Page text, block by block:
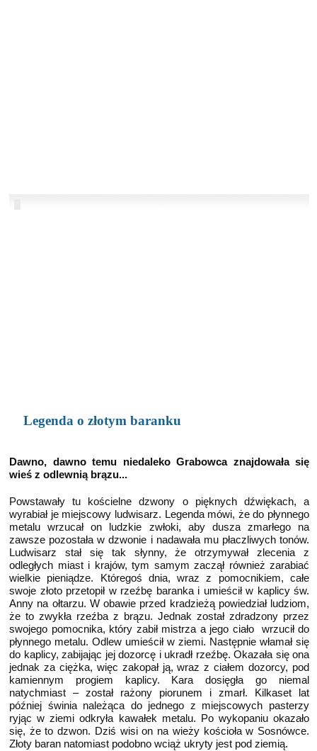
Legenda o złotym baranku
Dawno, dawno temu niedaleko Grabowca znajdowała się
wieś z odlewnią brązu...
Powstawały tu kościelne dzwony o pięknych dźwiękach, a
wyrabiał je miejscowy ludwisarz. Legenda mówi, że do płynnego
metalu wrzucał on ludzkie zwłoki, aby dusza zmarłego na
zawsze pozostała w dzwonie i nadawała mu płaczliwych tonów.
Ludwisarz stał się tak słynny, że otrzymywał zlecenia z
odległych miast i krajów, tym samym zaczął również zarabiać
wielkie pieniądze. Któregoś dnia, wraz z pomocnikiem, całe
swoje złoto przetopił w rzeźbę baranka i umieścił w kaplicy św.
Anny na ołtarzu. W obawie przed kradzieżą powiedział ludziom,
że to zwykła rzeźba z brązu. Jednak został zdradzony przez
swojego pomocnika, który zabił mistrza a jego ciało wrzucił do
płynnego metalu. Odlew umieścił w ziemi. Następnie włamał się
do kaplicy, zabijając jej dozorcę i ukradł rzeźbę. Okazała się ona
jednak za ciężka, więc zakopał ją, wraz z ciałem dozorcy, pod
kamiennym progiem kaplicy. Kara dosięgła go niemal
natychmiast – został rażony piorunem i zmarł. Kilkaset lat
później świnia należąca do jednego z miejscowych pasterzy
ryjąc w ziemi odkryła kawałek metalu. Po wykopaniu okazało
się, że to dzwon. Dziś wisi on na wieży kościoła w Sosnówce.
Złoty baran natomiast podobno wciąż ukryty jest pod ziemią.